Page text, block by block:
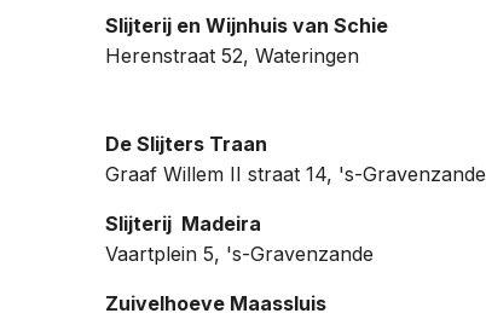
Slijterij en Wijnhuis van Schie
Herenstraat 52, Wateringen
De Slijters Traan
Graaf Willem II straat 14, 's-Gravenzande
Slijterij Madeira
Vaartplein 5, 's-Gravenzande
Zuivelhoeve Maassluis